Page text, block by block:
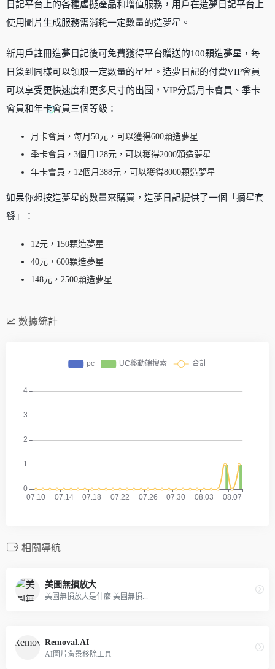
日記平台上的各種虛擬產品和增值服務，用戶在造夢日記平台上
使用圖片生成服務需消耗一定數量的造夢星。
新用戶註冊造夢日記後可免費獲得平台贈送的100顆造夢星，每
日簽到同樣可以領取一定數量的星星。造夢日記的付費VIP會員
可以享受更快速度和更多尺寸的出圖，VIP分爲月卡會員、季卡
會員和年卡會員三個等級：
月卡會員，每月50元，可以獲得600顆造夢星
季卡會員，3個月128元，可以獲得2000顆造夢星
年卡會員，12個月388元，可以獲得8000顆造夢星
如果你想按造夢星的數量來購買，造夢日記提供了一個「摘星套
餐」：
12元，150顆造夢星
40元，600顆造夢星
148元，2500顆造夢星
數據統計
相關導航
美圖無損放大
美圖無損放大是什麼 美圖無損...
Removal.AI
AI圖片背景移除工具